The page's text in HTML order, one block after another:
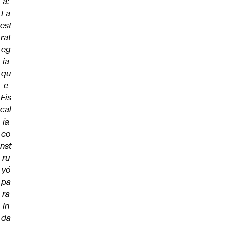
La
est
rat
eg
ia
qu
e
Fis
cal
ía
co
nst
ru
yó
pa
ra
in
da